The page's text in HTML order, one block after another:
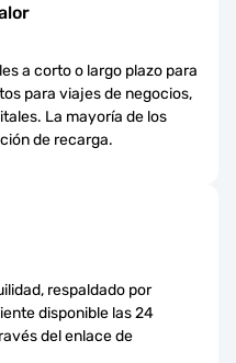
a corto o largo plazo para
para viajes de negocios,
La mayoría de los
de recarga.
respaldado por
disponible las 24
del enlace de